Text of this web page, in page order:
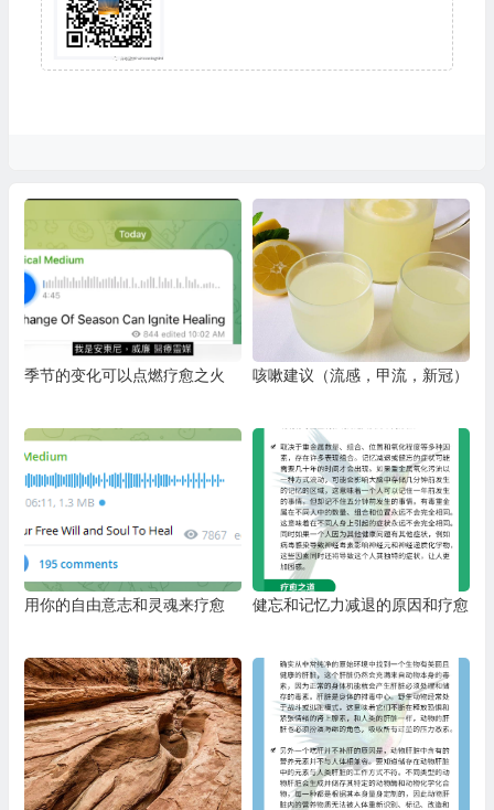
季节的变化可以点燃疗愈之火 咳嗽建议（流感，甲流，新冠）
用你的自由意志和灵魂来疗愈 健忘和记忆力减退的原因和疗愈